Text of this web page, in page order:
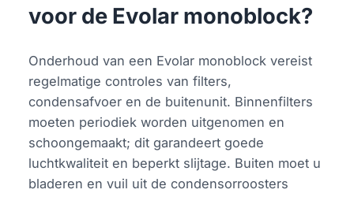
voor de Evolar monoblock?
Onderhoud van een Evolar monoblock vereist
regelmatige controles van filters,
condensafvoer en de buitenunit. Binnenfilters
moeten periodiek worden uitgenomen en
schoongemaakt; dit garandeert goede
luchtkwaliteit en beperkt slijtage. Buiten moet u
bladeren en vuil uit de condensorroosters